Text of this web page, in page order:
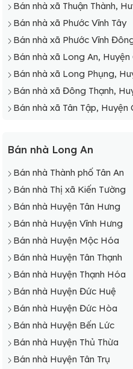
Bán nhà xã Thuận Thành,
Bán nhà xã Phước Vĩnh Tây
Bán nhà xã Phước Vĩnh
Bán nhà xã Long An, Huyện
Bán nhà xã Long Phụng,
Bán nhà xã Đông Thạnh,
Bán nhà xã Tân Tập, Huyện
Bán nhà Long An
Bán nhà Thành phố Tân An
Bán nhà Thị xã Kiến Tường
Bán nhà Huyện Tân Hưng
Bán nhà Huyện Vĩnh Hưng
Bán nhà Huyện Mộc Hóa
Bán nhà Huyện Tân Thạnh
Bán nhà Huyện Thạnh Hóa
Bán nhà Huyện Đức Huệ
Bán nhà Huyện Đức Hòa
Bán nhà Huyện Bến Lức
Bán nhà Huyện Thủ Thừa
Bán nhà Huyện Tân Trụ